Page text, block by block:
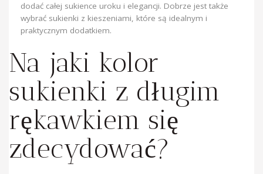
dodać całej sukience uroku i elegancji. Dobrze jest także
wybrać sukienki z kieszeniami, które są idealnym i
praktycznym dodatkiem.
Na jaki kolor
sukienki z długim
rękawkiem się
zdecydować?